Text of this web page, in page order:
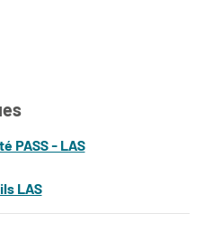
PASS - LAS
LAS